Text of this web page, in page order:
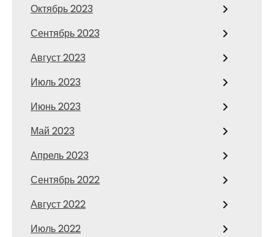
Октябрь 2023
Сентябрь 2023
Август 2023
Июль 2023
Июнь 2023
Май 2023
Апрель 2023
Сентябрь 2022
Август 2022
Июль 2022